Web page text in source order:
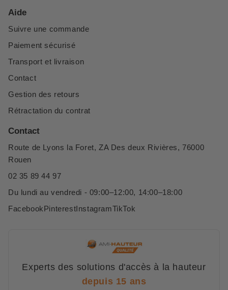
Aide
Suivre une commande
Paiement sécurisé
Transport et livraison
Contact
Gestion des retours
Rétractation du contrat
Contact
Route de Lyons la Foret, ZA Des deux Rivières, 76000
Rouen
02 35 89 44 97
Du lundi au vendredi - 09:00–12:00, 14:00–18:00
FacebookPinterestInstagramTikTok
Experts des solutions d'accès à la hauteur
depuis 15 ans